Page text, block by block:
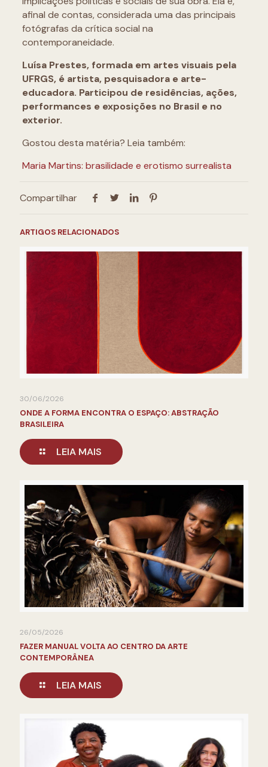
afinal de contas, considerada uma das principais
fotógrafas da crítica social na
contemporaneidade.
Luísa Prestes, formada em artes visuais pela
UFRGS, é artista, pesquisadora e arte-
educadora. Participou de residências, ações,
performances e exposições no Brasil e no
exterior.
Gostou desta matéria? Leia também:
Maria Martins: brasilidade e erotismo surrealista
Compartilhar
ARTIGOS RELACIONADOS
30/06/2026
ONDE A FORMA ENCONTRA O ESPAÇO: ABSTRAÇÃO
BRASILEIRA
LEIA MAIS
26/05/2026
FAZER MANUAL VOLTA AO CENTRO DA ARTE
CONTEMPORÂNEA
LEIA MAIS